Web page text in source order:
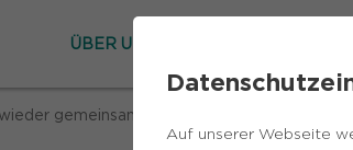
Auf unserer Webseite
ÜBER UNS
gemeinsam auf der Bühne: